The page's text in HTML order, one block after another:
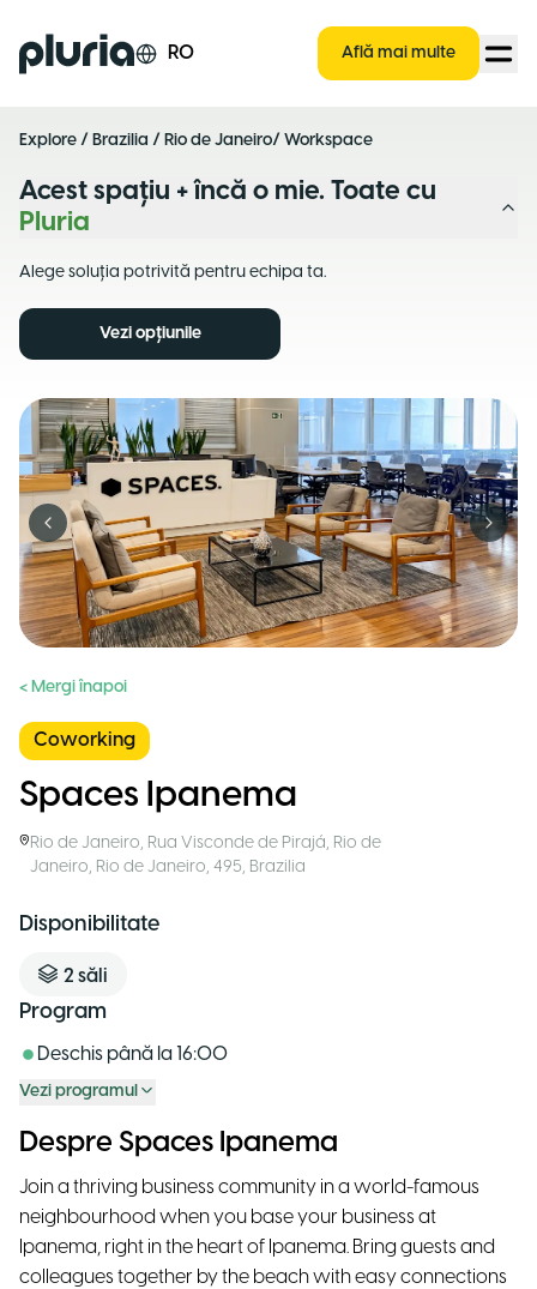
Logo Pluria RO Află mai multe
Explore / Brazilia / Rio de Janeiro/ Workspace
Acest spațiu + încă o mie. Toate cu
Pluria
Alege soluția potrivită pentru echipa ta.
Vezi opțiunile
Previous slide Next
< Mergi înapoi
Coworking
Spaces Ipanema
Rio de Janeiro, Rua Visconde de Pirajá, Rio de
Janeiro, Rio de Janeiro, 495, Brazilia
Disponibilitate
2 săli
Program
Deschis până la 16:00
Vezi programul
Despre Spaces Ipanema
Join a thriving business community in a world-famous
neighbourhood when you base your business at
Ipanema, right in the heart of Ipanema. Bring guests and
colleagues together by the beach with easy connections